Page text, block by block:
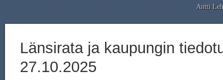
Antti
Länsirata ja kaupungin
27.10.2025